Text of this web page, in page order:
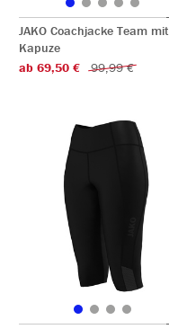
JAKO Coachjacke Team mit
Kapuze
ab 69,50 €
99,99 €